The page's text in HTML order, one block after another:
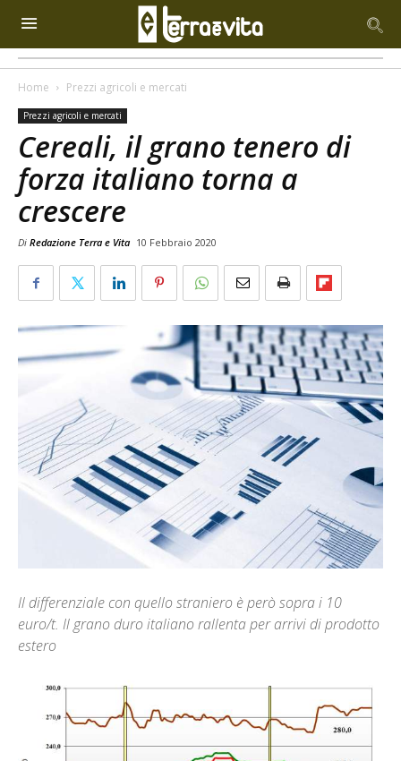
Home Prezzi agricoli e mercati
Prezzi agricoli e mercati
Cereali, il grano tenero di
forza italiano torna a
crescere
Di Redazione Terra e Vita 10 Febbraio 2020
Il differenziale con quello straniero è però sopra i 10
euro/t. Il grano duro italiano rallenta per arrivi di prodotto
estero